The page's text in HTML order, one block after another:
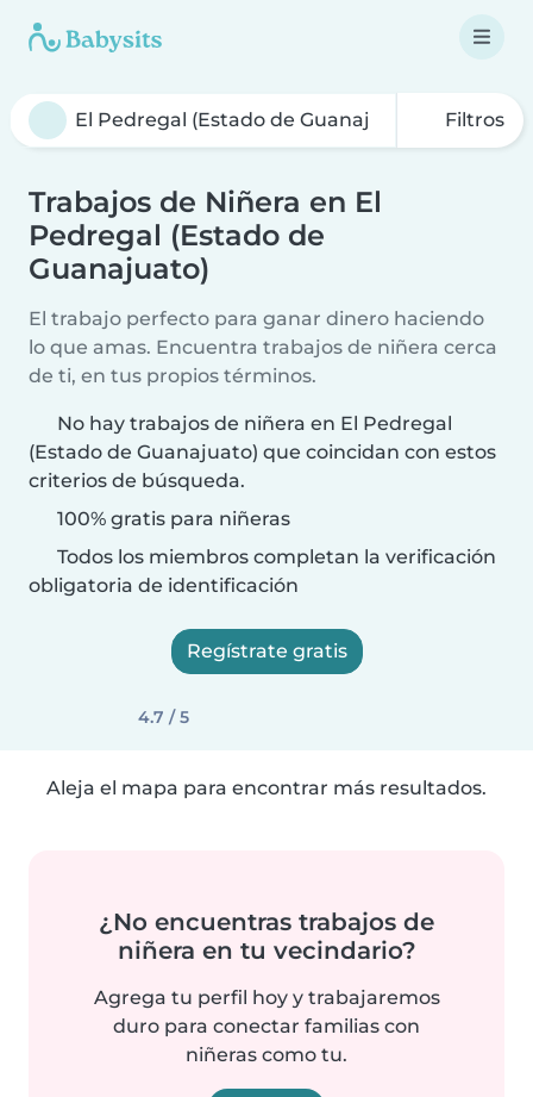
Filtros
Trabajos de Niñera en El
Pedregal (Estado de
Guanajuato)
El trabajo perfecto para ganar dinero haciendo
lo que amas. Encuentra trabajos de niñera cerca
de ti, en tus propios términos.
No hay trabajos de niñera en El Pedregal
(Estado de Guanajuato) que coincidan con estos
criterios de búsqueda.
100% gratis para niñeras
Todos los miembros completan la verificación
obligatoria de identificación
Regístrate gratis
4.7 / 5
Aleja el mapa para encontrar más resultados.
¿No encuentras trabajos de
niñera en tu vecindario?
Agrega tu perfil hoy y trabajaremos
duro para conectar familias con
niñeras como tu.